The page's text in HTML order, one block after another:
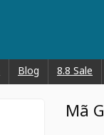
Blog 8.8 Sale
Mã